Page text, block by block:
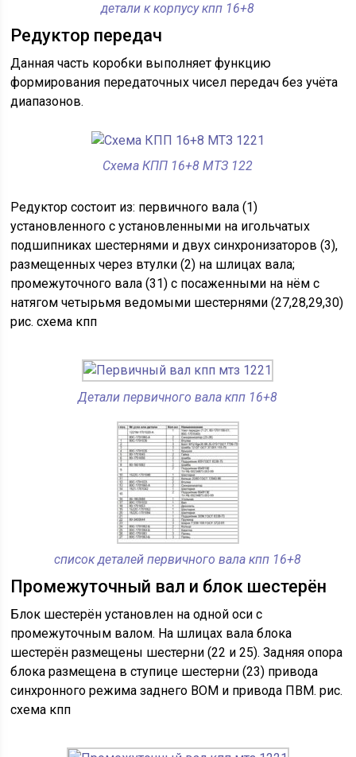
детали к корпусу кпп 16+8
Редуктор передач
Данная часть коробки выполняет функцию
формирования передаточных чисел передач без учёта
диапазонов.
Схема КПП 16+8 МТЗ 122
Редуктор состоит из: первичного вала (1)
установленного с установленными на игольчатых
подшипниках шестернями и двух синхронизаторов (3),
размещенных через втулки (2) на шлицах вала;
промежуточного вала (31) с посаженными на нём с
натягом четырьмя ведомыми шестернями (27,28,29,30)
рис. схема кпп
Детали первичного вала кпп 16+8
список деталей первичного вала кпп 16+8
Промежуточный вал и блок шестерён
Блок шестерён установлен на одной оси с
промежуточным валом. На шлицах вала блока
шестерён размещены шестерни (22 и 25). Задняя опора
блока размещена в ступице шестерни (23) привода
синхронного режима заднего ВОМ и привода ПВМ. рис.
схема кпп